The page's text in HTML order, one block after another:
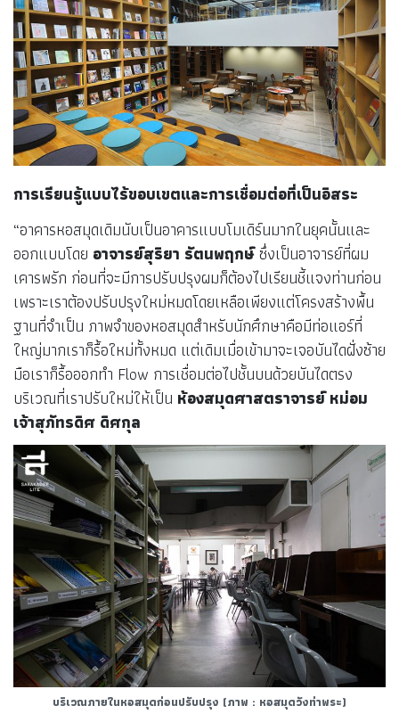
การเรียนรู้แบบไร้ขอบเขตและการเชื่อมต่อที่เป็นอิสระ
“อาคารหอสมุดเดิมนับเป็นอาคารแบบโมเดิร์นมากในยุคนั้นและ
ออกแบบโดย อาจารย์สุริยา รัตนพฤกษ์ซึ่งเป็นอาจารย์ที่ผม
เคารพรัก ก่อนที่จะมีการปรับปรุงผมก็ต้องไปเรียนชี้แจงท่านก่อน
เพราะเราต้องปรับปรุงใหม่หมดโดยเหลือเพียงแต่โครงสร้างพื้น
ฐานที่จำเป็น ภาพจำของหอสมุดสำหรับนักศึกษาคือมีท่อแอร์ที่
ใหญ่มากเราก็รื้อใหม่ทั้งหมด แต่เดิมเมื่อเข้ามาจะเจอบันไดฝั่งซ้าย
มือเราก็รื้อออกทำ Flow การเชื่อมต่อไปชั้นบนด้วยบันไดตรง
บริเวณที่เราปรับใหม่ให้เป็น ห้องสมุดศาสตราจารย์ หม่อม
เจ้าสุภัทรดิศ ดิศกุล
บริเวณภายในหอสมุดก่อนปรับปรุง (ภาพ : หอสมุดวังท่าพระ)